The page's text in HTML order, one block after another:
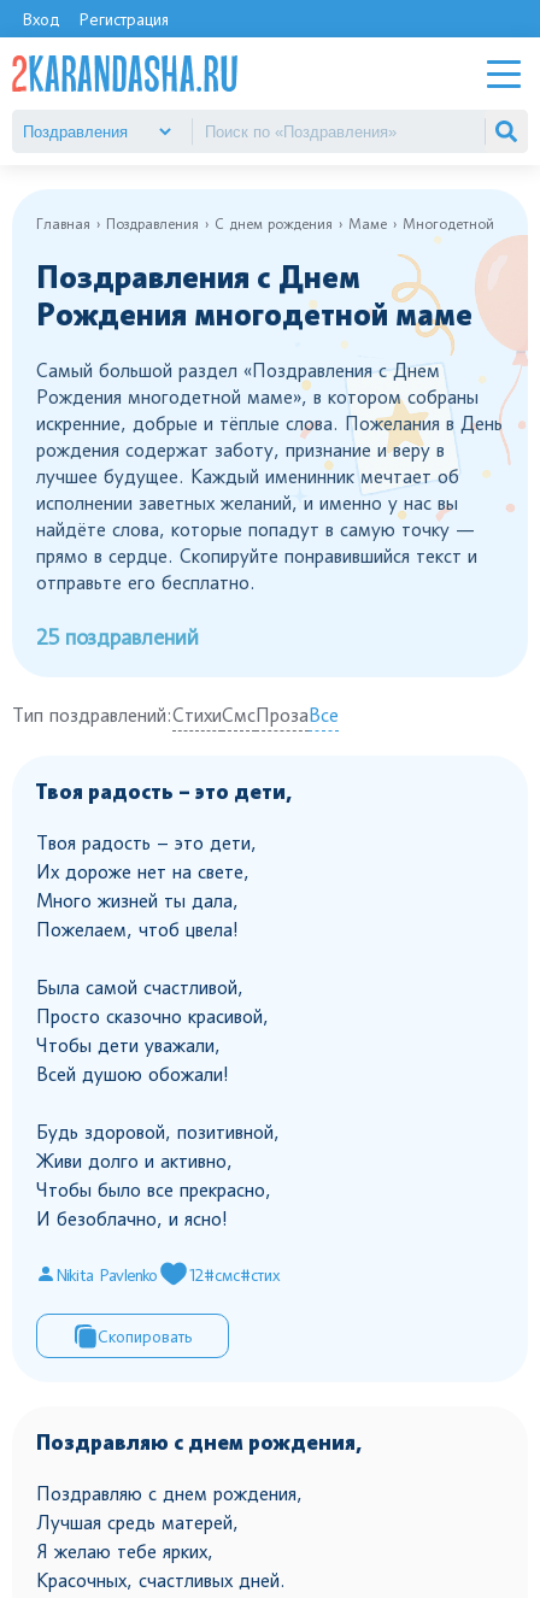
Вход Регистрация
Главная Поздравления С днем рождения Маме Многодетной
Поздравления с Днем
Рождения многодетной маме
Самый большой раздел «Поздравления с Днем
Рождения многодетной маме», в котором собраны
искренние, добрые и тёплые слова. Пожелания в День
рождения содержат заботу, признание и веру в
лучшее будущее. Каждый именинник мечтает об
исполнении заветных желаний, и именно у нас вы
найдёте слова, которые попадут в самую точку —
прямо в сердце. Скопируйте понравившийся текст и
отправьте его бесплатно.
25 поздравлений
Тип поздравлений:СтихиСмсПрозаВсе
Твоя радость – это дети,
Твоя радость – это дети,
Их дороже нет на свете,
Много жизней ты дала,
Пожелаем, чтоб цвела!
Была самой счастливой,
Просто сказочно красивой,
Чтобы дети уважали,
Всей душою обожали!
Будь здоровой, позитивной,
Живи долго и активно,
Чтобы было все прекрасно,
И безоблачно, и ясно!
Nikita Pavlenko 12#смс#стих
Скопировать
Поздравляю с днем рождения,
Поздравляю с днем рождения,
Лучшая средь матерей,
Я желаю тебе ярких,
Красочных, счастливых дней.